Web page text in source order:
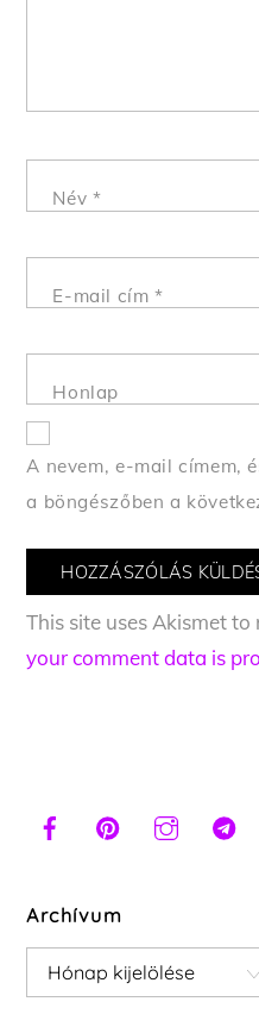
Név *
E-mail cím*
Honlap
A nevem, e-mail címem,
a böngészőben a
This site uses Akismet to
your comment data is
Archívum
Archívum